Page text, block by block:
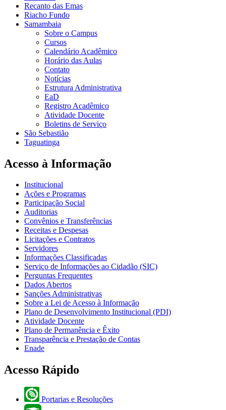
Recanto das Emas
Riacho Fundo
Samambaia
Sobre o Campus
Cursos
Calendário Acadêmico
Horário das Aulas
Contato
Notícias
Estrutura Administrativa
EaD
Registro Acadêmico
Atividade Docente
Boletins de Serviço
São Sebastião
Taguatinga
Acesso à Informação
Institucional
Ações e Programas
Participação Social
Auditorias
Convênios e Transferências
Receitas e Despesas
Licitações e Contratos
Servidores
Informações Classificadas
Serviço de Informações ao Cidadão (SIC)
Perguntas Frequentes
Dados Abertos
Sanções Administrativas
Sobre a Lei de Acesso à Informação
Plano de Desenvolvimento Institucional (PDI)
Atividade Docente
Plano de Permanência e Êxito
Transparência e Prestação de Contas
Enade
Acesso Rápido
Portarias e Resoluções